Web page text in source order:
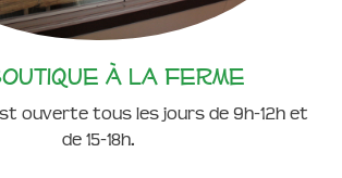
à la ferme
ouverte tous les jours de 9h-12h et
de 15-18h.